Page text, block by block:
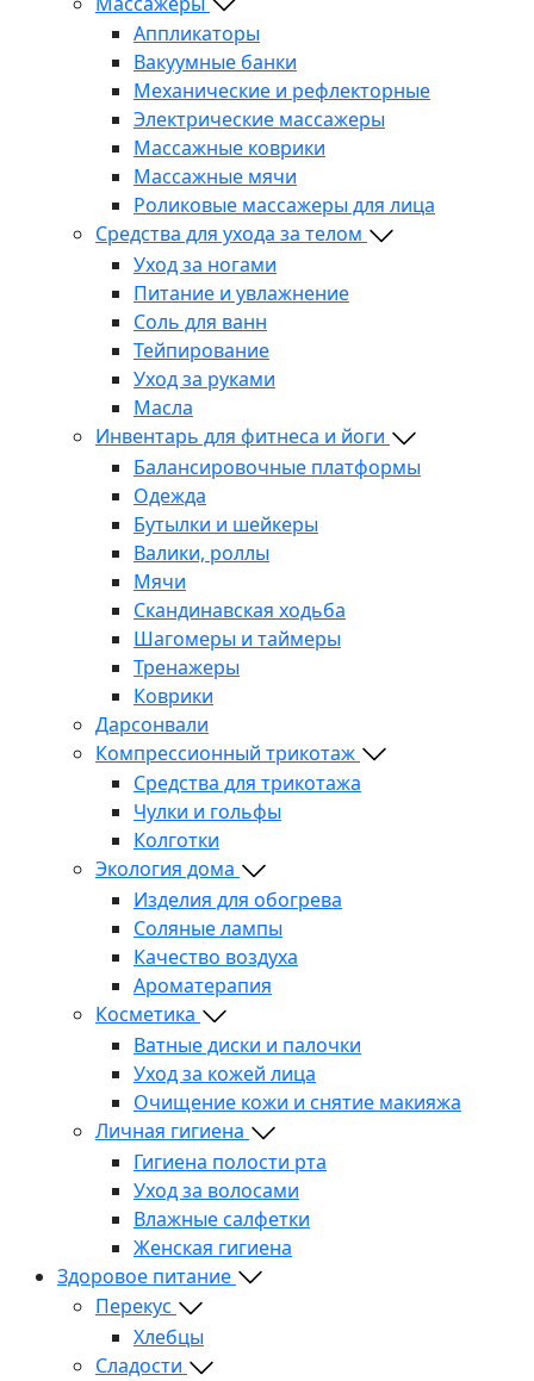
Аппликаторы
Вакуумные банки
Механические и рефлекторные
Электрические массажеры
Массажные коврики
Массажные мячи
Роликовые массажеры для лица
Средства для ухода за телом
Уход за ногами
Питание и увлажнение
Соль для ванн
Тейпирование
Уход за руками
Масла
Инвентарь для фитнеса и йоги
Балансировочные платформы
Одежда
Бутылки и шейкеры
Валики, роллы
Мячи
Скандинавская ходьба
Шагомеры и таймеры
Тренажеры
Коврики
Дарсонвали
Компрессионный трикотаж
Средства для трикотажа
Чулки и гольфы
Колготки
Экология дома
Изделия для обогрева
Соляные лампы
Качество воздуха
Ароматерапия
Косметика
Ватные диски и палочки
Уход за кожей лица
Очищение кожи и снятие макияжа
Личная гигиена
Гигиена полости рта
Уход за волосами
Влажные салфетки
Женская гигиена
Здоровое питание
Перекус
Хлебцы
Сладости